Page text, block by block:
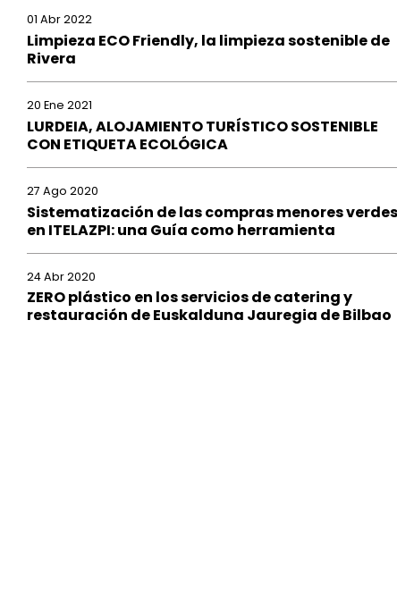
01 Abr 2022
Limpieza ECO Friendly, la limpieza sostenible de
Rivera
20 Ene 2021
LURDEIA, ALOJAMIENTO TURÍSTICO SOSTENIBLE
CON ETIQUETA ECOLÓGICA
27 Ago 2020
Sistematización de las compras menores verdes
en ITELAZPI: una Guía como herramienta
24 Abr 2020
ZERO plástico en los servicios de catering y
restauración de Euskalduna Jauregia de Bilbao